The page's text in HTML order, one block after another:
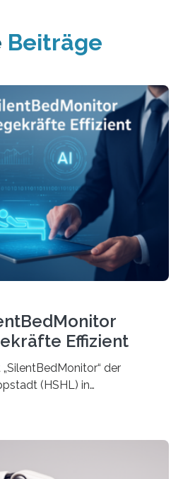
Beiträge
Effizient
der
(HSHL) in
sind oder in ihrer
und Datenübertragung. Die